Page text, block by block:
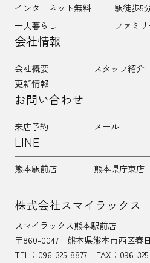
インターネット無料
駅徒歩5
一人暮らし
ファミ
会社情報
会社概要 スタッフ紹介
更新情報
お問い合わせ
来店予約 メール
LINE
熊本駅前店 熊本県庁東店
株式会社スマイラックス
スマイラックス熊本駅前店
〒860-0047
熊本県熊本市西区春
TEL： 096-325-8877
FAX：096-